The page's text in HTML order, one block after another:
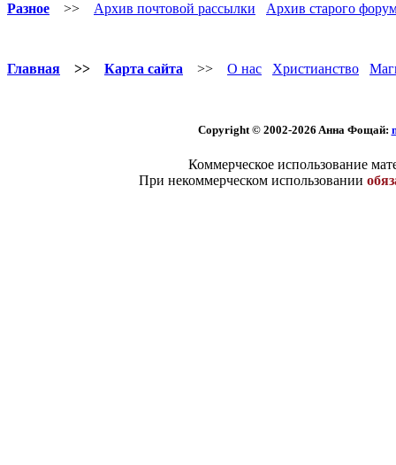
Разное >> Архив почтовой рассылки Архив старого
Главная >> Карта сайта >> О нас Христианство
Copyright © 2002-2026 Aннa Фoщaй:
Коммерческое использование
При некоммерческом использовании